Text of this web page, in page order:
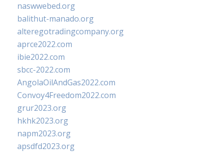
naswwebed.org
balithut-manado.org
alteregotradingcompany.org
aprce2022.com
ibie2022.com
sbcc-2022.com
AngolaOilAndGas2022.com
Convoy4Freedom2022.com
grur2023.org
hkhk2023.org
napm2023.org
apsdfd2023.org